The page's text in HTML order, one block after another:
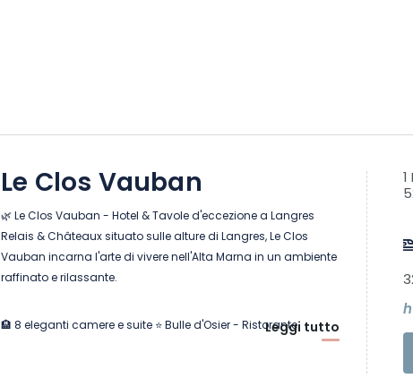
Le Clos Vauban
🌿 Le Clos Vauban - Hotel & Tavole d'eccezione a Langres
Relais & Châteaux situato sulle alture di Langres, Le Clos
Vauban incarna l'arte di vivere nell'Alta Marna in un ambiente
raffinato e rilassante.
🏨 8 eleganti camere e suite ⭐ Bulle d'Osier - RistoranteLeggi tutto